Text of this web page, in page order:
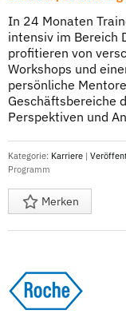
In 24 Monaten
intensiv im Bereich
profitieren von
Workshops und
persönliche
Geschäftsbereiche
Perspektiven und
Kategorie: Karriere |
Programm
Merken